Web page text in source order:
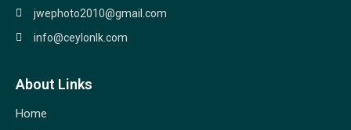
jwephoto2010@gmail.com
info@ceylonlk.com
About Links
Home